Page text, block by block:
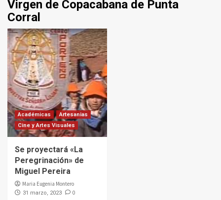
Virgen de Copacabana de Punta
Corral
Académicas
Artesanias
Cine y Artes Visuales
Se proyectará «La
Peregrinación» de
Miguel Pereira
Maria Eugenia Montero
31 marzo, 2023 0